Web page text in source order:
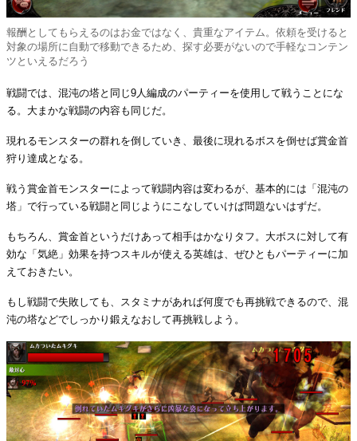
報酬としてもらえるのはお金ではなく、貴重なアイテム。依頼を受けると
対象の場所に自動で移動できるため、探す必要がないので手軽なコンテン
ツといえるだろう
戦闘では、混沌の塔と同じ9人編成のパーティーを使用して戦うことにな
る。大まかな戦闘の内容も同じだ。
現れるモンスターの群れを倒していき、最後に現れるボスを倒せば賞金首
狩り達成となる。
戦う賞金首モンスターによって戦闘内容は変わるが、基本的には「混沌の
塔」で行っている戦闘と同じようにこなしていけば問題ないはずだ。
もちろん、賞金首というだけあって相手はかなりタフ。大ボスに対して有
効な「気絶」効果を持つスキルが使える英雄は、ぜひともパーティーに加
えておきたい。
もし戦闘で失敗しても、スタミナがあれば何度でも再挑戦できるので、混
沌の塔などでしっかり鍛えなおして再挑戦しよう。